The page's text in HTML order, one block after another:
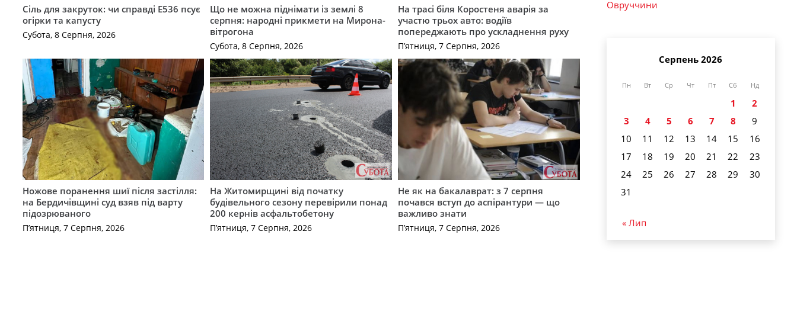
Сіль для закруток: чи справді Е536 псує
огірки та капусту
Субота, 8 Серпня, 2026
Що не можна піднімати із землі 8
серпня: народні прикмети на Мирона-
вітрогона
Субота, 8 Серпня, 2026
На трасі біля Коростеня аварія за
участю трьох авто: водіїв
попереджають про ускладнення руху
П’ятниця, 7 Серпня, 2026
Ножове поранення шиї після застілля:
на Бердичівщині суд взяв під варту
підозрюваного
П’ятниця, 7 Серпня, 2026
На Житомирщині від початку
будівельного сезону перевірили понад
200 кернів асфальтобетону
П’ятниця, 7 Серпня, 2026
Не як на бакалаврат: з 7 серпня
почався вступ до аспірантури — що
важливо знати
П’ятниця, 7 Серпня, 2026
Овруччини
Серпень 2026
Пн Вт Ср Чт Пт Сб Нд
1
2
3
4 5 6 7 8
9
10
11 12 13 14 15
16
17
18 19 20 21 22
23
24
25 26 27 28 29
30
31
« Лип